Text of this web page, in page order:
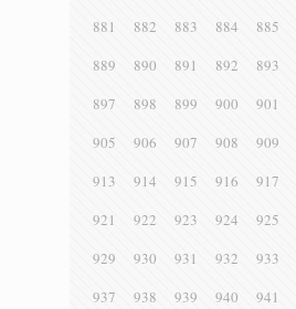
881
882 883 884 885
889
890 891 892 893
897
898 899 900 901
905
906 907 908 909
913
914 915 916 917
921
922 923 924 925
929
930 931 932 933
937
938 939 940 941